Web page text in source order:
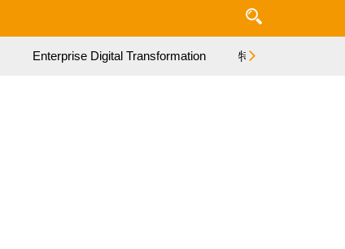
Enterprise Digital Transformation 特集